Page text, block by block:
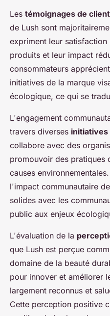
Les témoignages de
de Lush sont
expriment leur
produits et leur impact
consommateurs
initiatives de la marque
écologique, ce qui se
L'engagement
travers diverses initiatives
collabore avec des
promouvoir des pratiques
causes
l'impact communautaire
solides avec les
public aux enjeux
L'évaluation de la
que Lush est perçue
domaine de la beauté
pour innover et améliorer
largement reconnus et
Cette perception positive